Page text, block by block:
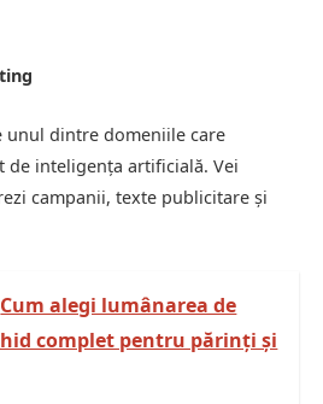
dintre domeniile care
de inteligența artificială. Vei
campanii, texte publicitare și
Cum alegi lumânarea de
complet pentru părinți și